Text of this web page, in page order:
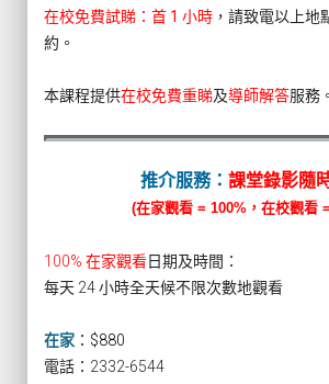
在校免費試睇：首 1 小時 ，請致電以上地
約。
本課程提供在校免費重睇及導師解答服務。
推介服務： 課堂錄影隨
(在家觀看 = 100%，在校觀看
100% 在家觀看日期及時間：
每天 24 小時全天候不限次數地觀看
在家 ： $880
電話：2332-6544